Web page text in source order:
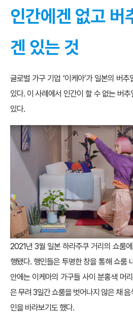
인간에겐 없고 버
겐 있는 것
글로벌 가구 기업 ‘이케아’가 일본의 버추
있다. 이 사례에서 인간이 할 수 없는 버
있다.
2021년 3월 일본 하라주쿠 거리의 쇼룸
행됐다. 행인들은 투명한 창을 통해 쇼룸
안에는 이케아의 가구들 사이 분홍색 머
은 무려 3일간 쇼룸을 벗어나지 않은 채
인을 바라보기도 했다.